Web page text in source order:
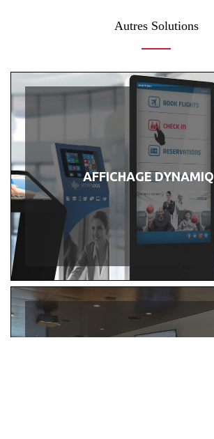
Autres Solutions
AFFICHAGE